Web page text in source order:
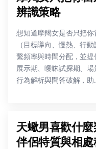
辨識策略
想知道摩羯女是否只把
（目標導向、慢熱、行
繫頻率與時間分配，並
展示期、曖昧試探期、
行為解析與問答破解，助
天蠍男喜歡什
伴侶特質與相